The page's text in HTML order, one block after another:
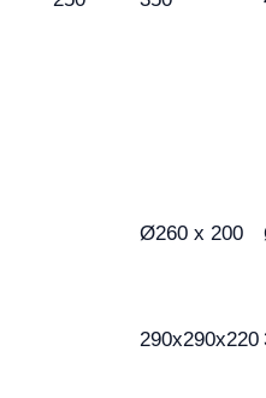
Ø260 x 200
290x290x220